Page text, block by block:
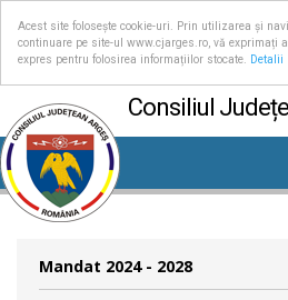
Acest site folosește cookie-uri. Prin utilizarea și
continuare pe site-ul www.cjarges.ro, vă exprimați
expres pentru folosirea informațiilor stocate.
Detalii
Consiliul
Mandat 2024 - 2028